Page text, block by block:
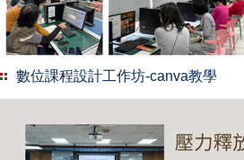
數位課程設計工作坊-canva教學